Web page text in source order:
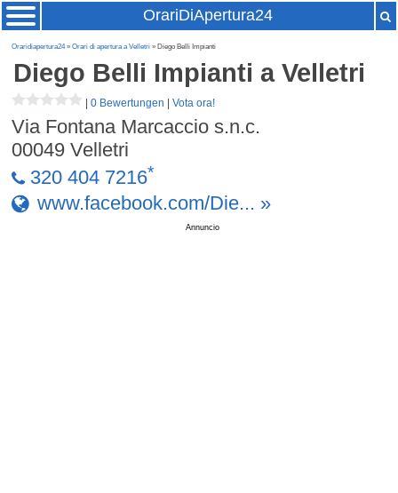
OrariDiApertura24
Oraridiapertura24»Orari di apertura a Velletri » Diego Belli Impianti
Diego Belli Impianti a Velletri
|0 Bewertungen |Vota ora!
Via Fontana Marcaccio s.n.c.
00049 Velletri
320 404 7216*
www.facebook.com/Die... »
Annuncio